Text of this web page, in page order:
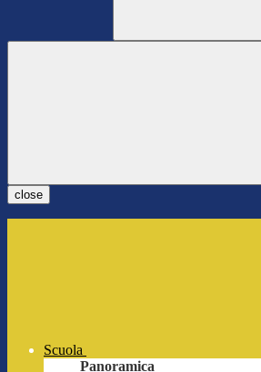
close
Scuola
Panoramica